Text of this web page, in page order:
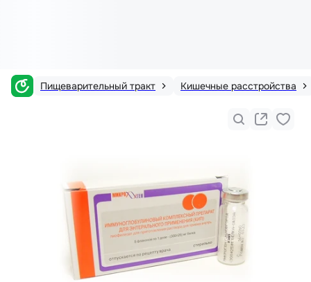
Пищеварительный тракт Кишечные расстройства